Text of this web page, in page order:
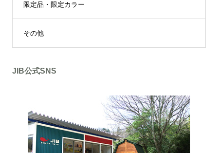
限定品・限定カラー
その他
JIB公式SNS